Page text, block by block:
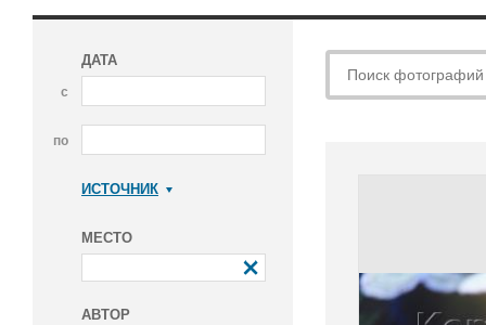
ДАТА
с
по
ИСТОЧНИК
МЕСТО
АВТОР